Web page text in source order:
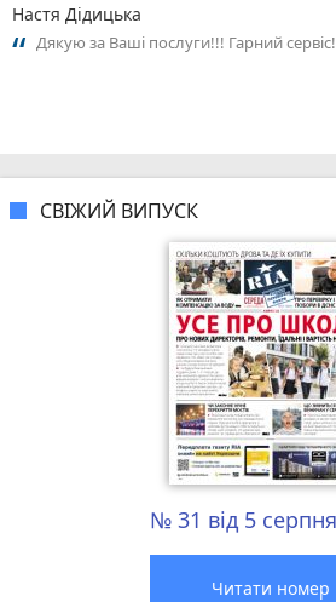
Настя Дідицька
Дякую за Ваші послуги!!! Гарний
СВІЖИЙ ВИПУСК
№ 31 від 5
Читати номер